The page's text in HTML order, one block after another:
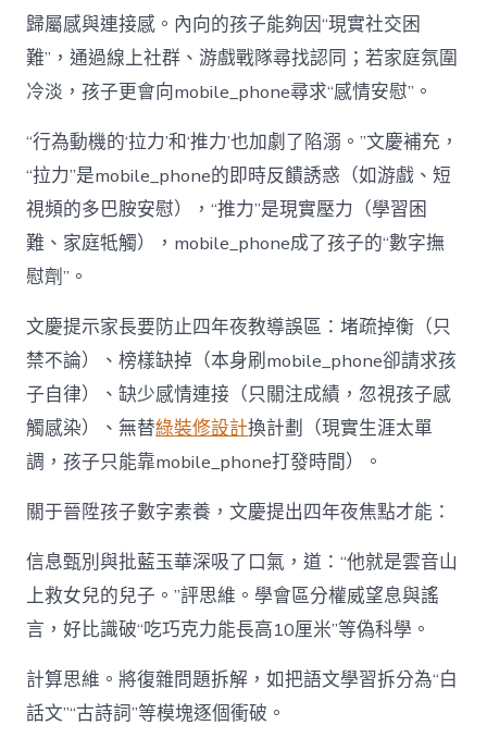
歸屬感與連接感。內向的孩子能夠因“現實社交困
難”，通過線上社群、游戲戰隊尋找認同；若家庭氛圍
冷淡，孩子更會向mobile_phone尋求“感情安慰”。
“行為動機的‘拉力’和‘推力’也加劇了陷溺。”文慶補充，
“拉力”是mobile_phone的即時反饋誘惑（如游戲、短
視頻的多巴胺安慰），“推力”是現實壓力（學習困
難、家庭牴觸），mobile_phone成了孩子的“數字撫
慰劑”。
文慶提示家長要防止四年夜教導誤區：堵疏掉衡（只
禁不論）、榜樣缺掉（本身刷mobile_phone卻請求孩
子自律）、缺少感情連接（只關注成績，忽視孩子感
觸感染）、無替綠裝修設計換計劃（現實生涯太單
調，孩子只能靠mobile_phone打發時間）。
關于晉陞孩子數字素養，文慶提出四年夜焦點才能：
信息甄別與批藍玉華深吸了口氣，道：“他就是雲音山
上救女兒的兒子。”評思維。學會區分權威望息與謠
言，好比識破“吃巧克力能長高10厘米”等偽科學。
計算思維。將復雜問題拆解，如把語文學習拆分為“白
話文”“古詩詞”等模塊逐個衝破。